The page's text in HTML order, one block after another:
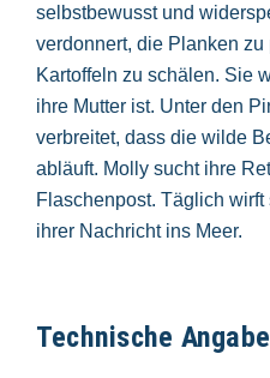
selbstbewusst und
verdonnert, die Planken
Kartoffeln zu schälen. Sie
ihre Mutter ist. Unter den
verbreitet, dass die wilde
abläuft. Molly sucht ihre
Flaschenpost. Täglich
ihrer Nachricht ins Meer.
Technische